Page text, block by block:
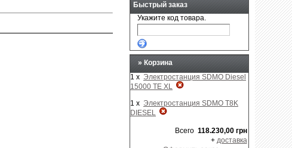
Быстрый заказ
Укажите код товара.
» Корзина
1 x Электростанция SDMO Diesel
15000 TE XL
1 x Электростанция SDMO T8K
DIESEL
Всего 118.230,00 грн
+ доставка